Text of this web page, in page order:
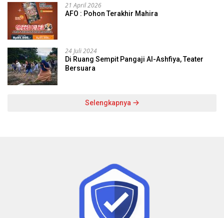
21 April 2026
AFO : Pohon Terakhir Mahira
24 Juli 2024
Di Ruang Sempit Pangaji Al-Ashfiya, Teater
Bersuara
Selengkapnya